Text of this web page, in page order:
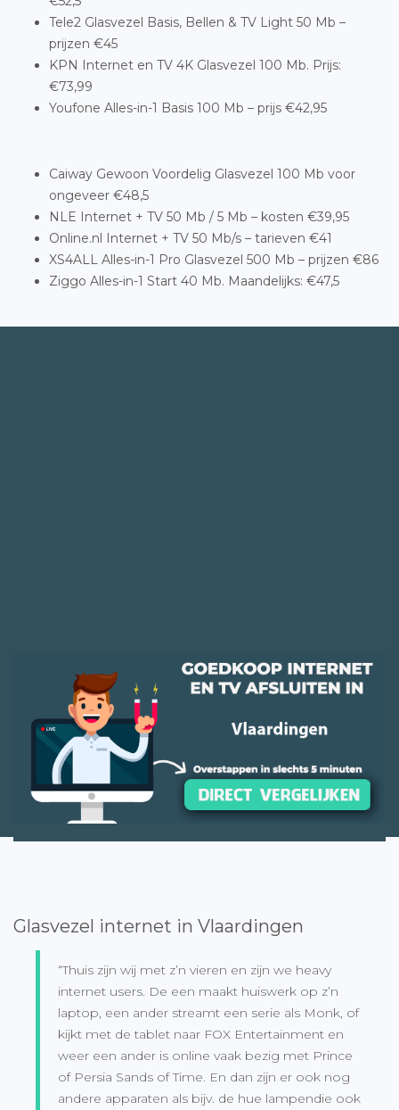
Tele2 Glasvezel Basis, Bellen & TV Light 50 Mb –
prijzen €45
KPN Internet en TV 4K Glasvezel 100 Mb. Prijs:
€73,99
Youfone Alles-in-1 Basis 100 Mb – prijs €42,95
Caiway Gewoon Voordelig Glasvezel 100 Mb voor
ongeveer €48,5
NLE Internet + TV 50 Mb / 5 Mb – kosten €39,95
Online.nl Internet + TV 50 Mb/s – tarieven €41
XS4ALL Alles-in-1 Pro Glasvezel 500 Mb – prijzen €86
Ziggo Alles-in-1 Start 40 Mb. Maandelijks: €47,5
Glasvezel internet in Vlaardingen
“Thuis zijn wij met z’n vieren en zijn we heavy
internet users. De een maakt huiswerk op z’n
laptop, een ander streamt een serie als Monk, of
kijkt met de tablet naar FOX Entertainment en
weer een ander is online vaak bezig met Prince
of Persia Sands of Time. En dan zijn er ook nog
andere apparaten als bijv. de hue lampendie ook